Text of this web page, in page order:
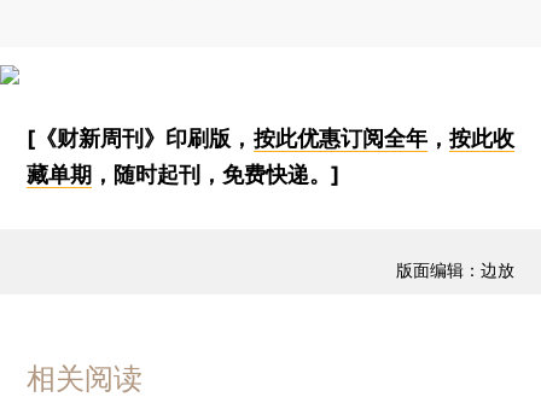
[《财新周刊》印刷版， 按此优惠订阅全年， 按此收
藏单期 ，随时起刊，免费快递。]
版面编辑：边放
相关阅读